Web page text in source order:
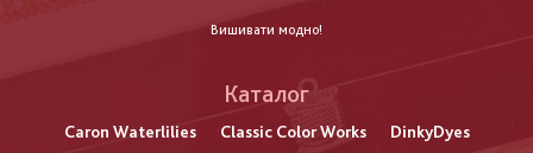
Вишивати модно!
Каталог
Caron Waterlilies Classic Color Works
DinkyDyes